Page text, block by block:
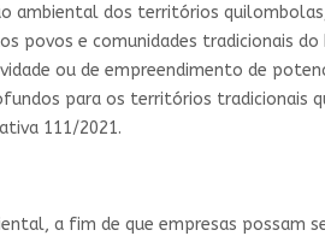
ambiental dos territórios
e comunidades tradicionais do
ou de empreendimento de
para os territórios tradicionais
111/2021.
a fim de que empresas possam